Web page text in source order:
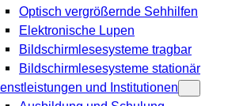
Optisch vergrößernde Sehhilfen
Elektronische Lupen
Bildschirmlesesysteme tragbar
Bildschirmlesesysteme stationär
und Institutionen